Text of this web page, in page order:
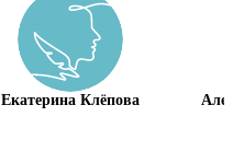
Екатерина Клёпова